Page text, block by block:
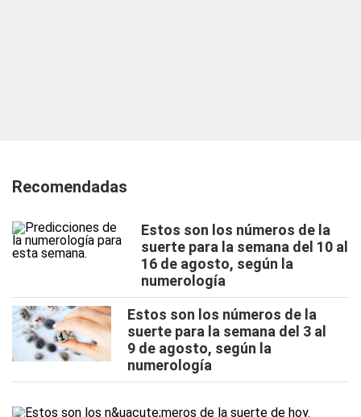
Recomendadas
Estos son los números de la
suerte para la semana del 10 al
16 de agosto, según la
numerología
Estos son los números de la
suerte para la semana del 3 al
9 de agosto, según la
numerología